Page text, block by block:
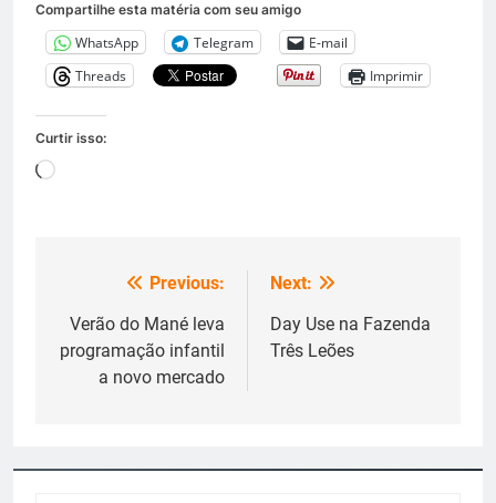
Compartilhe esta matéria com seu amigo
WhatsApp Telegram
E-mail
Threads
Imprimir
Curtir isso:
Carregando...
Navegação
de
Post
Previous:
Verão do Mané leva
programação infantil
a novo mercado
Next:
Day Use na Fazenda
Três Leões